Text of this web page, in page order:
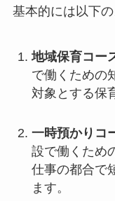
基本的には以下
地域保育コー
で働くための
対象とする保
一時預かりコ
設で働くため
仕事の都合で
ます。